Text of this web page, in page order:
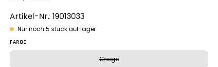
Artikel-Nr.: 19013033
Nur noch 5 stück auf lager
FARBE
Greige